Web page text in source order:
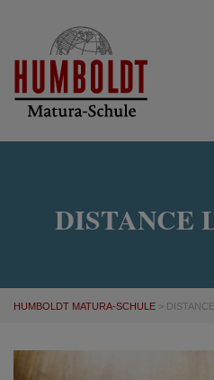
DISTANCE
HUMBOLDT MATURA-SCHULE >